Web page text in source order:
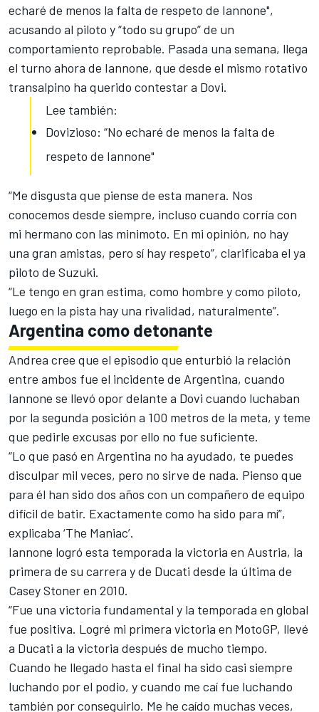
echaré de menos la falta de respeto de Iannone",
acusando al piloto y “todo su grupo” de un
comportamiento reprobable. Pasada una semana, llega
el turno ahora de Iannone, que desde el mismo rotativo
transalpino ha querido contestar a Dovi.
Lee también:
Dovizioso: “No echaré de menos la falta de
respeto de Iannone"
“Me disgusta que piense de esta manera. Nos
conocemos desde siempre, incluso cuando corría con
mi hermano con las minimoto. En mi opinión, no hay
una gran amistas, pero sí hay respeto”, clarificaba el ya
piloto de Suzuki.
“Le tengo en gran estima, como hombre y como piloto,
luego en la pista hay una rivalidad, naturalmente”.
Argentina como detonante
Andrea cree que el episodio que enturbió la relación
entre ambos fue el incidente de Argentina, cuando
Iannone se llevó opor delante a Dovi cuando luchaban
por la segunda posición a 100 metros de la meta, y teme
que pedirle excusas por ello no fue suficiente.
“Lo que pasó en Argentina no ha ayudado, te puedes
disculpar mil veces, pero no sirve de nada. Pienso que
para él han sido dos años con un compañero de equipo
difícil de batir. Exactamente como ha sido para mí”,
explicaba ‘The Maniac’.
Iannone logró esta temporada la victoria en Austria, la
primera de su carrera y de Ducati desde la última de
Casey Stoner en 2010.
“Fue una victoria fundamental y la temporada en global
fue positiva. Logré mi primera victoria en MotoGP, llevé
a Ducati a la victoria después de mucho tiempo.
Cuando he llegado hasta el final ha sido casi siempre
luchando por el podio, y cuando me caí fue luchando
también por conseguirlo. Me he caído muchas veces,